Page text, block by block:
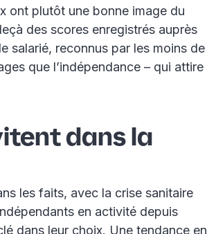
ont plutôt une bonne image du
des scores enregistrés auprès
salarié, reconnus par les moins de
que l’indépendance – qui attire
dans la
les faits, avec la crise sanitaire
en activité depuis
dans leur choix. Une tendance en